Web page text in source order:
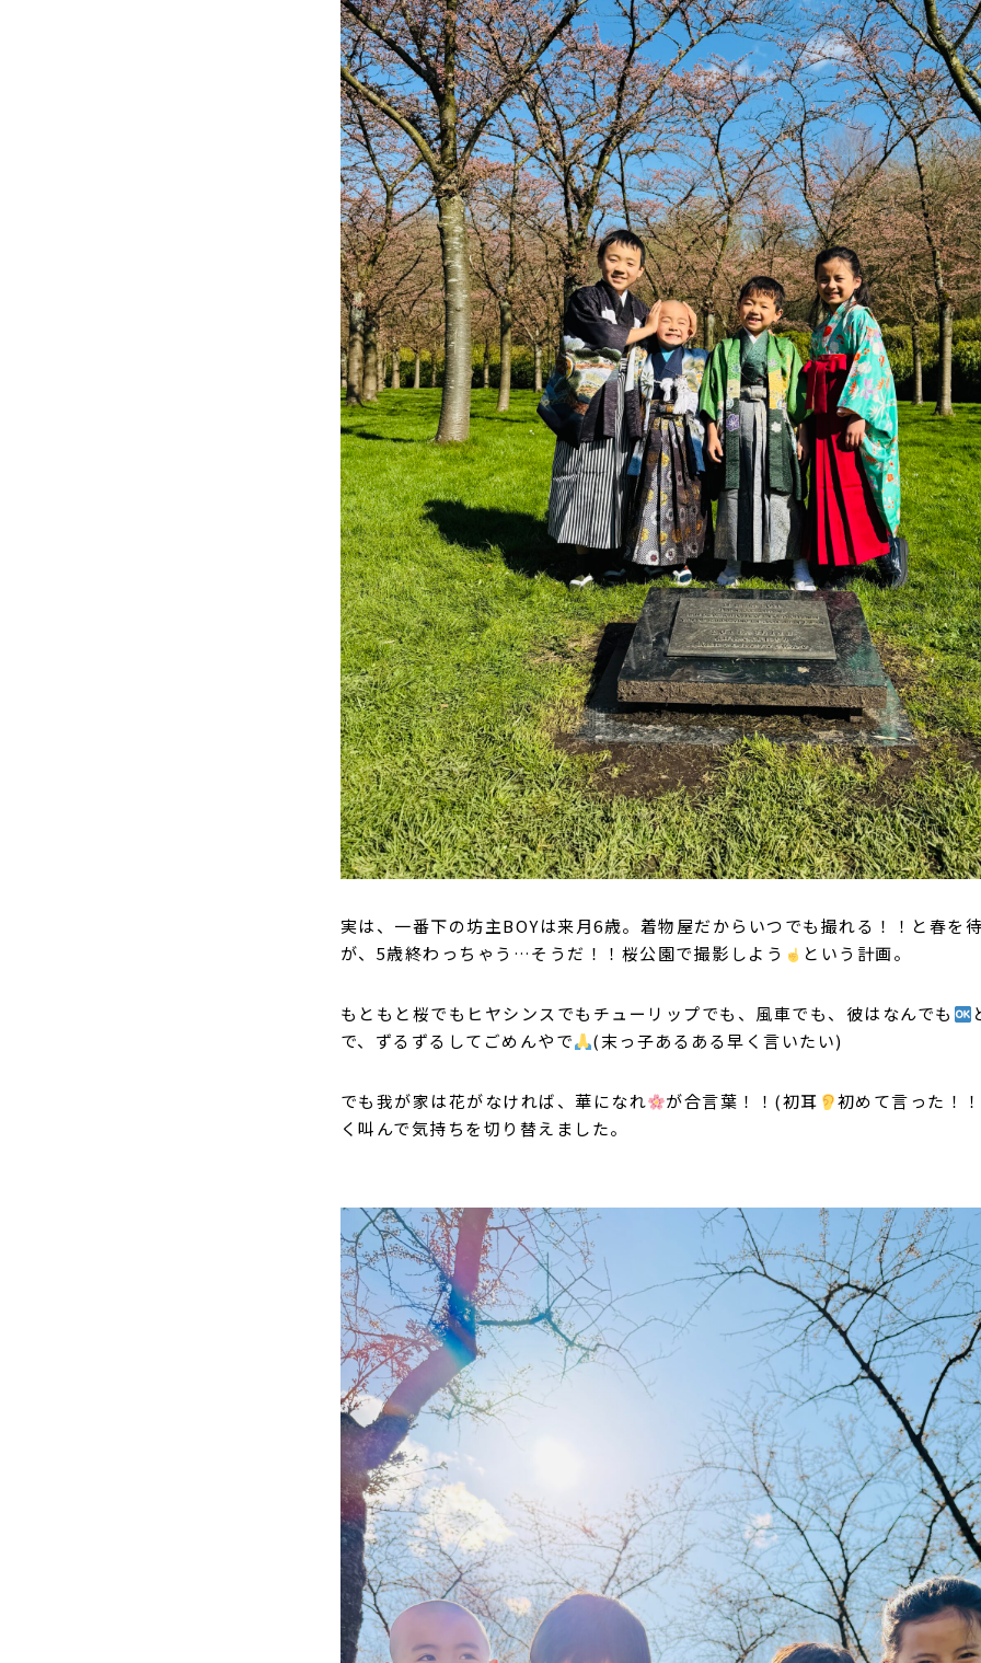
実は、一番下の坊主BOYは来月6歳。着物屋だからいつでも撮れる！！と春を
が、5歳終わっちゃう…そうだ！！桜公園で撮影しよう
という計画。
もともと桜でもヒヤシンスでもチューリップでも、風車でも、彼はなんでも
で、ずるずるしてごめんやで
(末っ子あるある早く言いたい)
でも我が家は花がなければ、華になれ が合言葉！！(初耳
初めて言った！！
く叫んで気持ちを切り替えました。